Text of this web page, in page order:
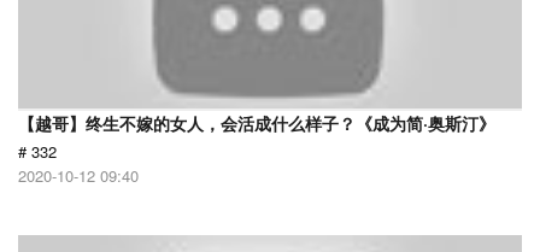
【越哥】终生不嫁的女人，会活成什么样子？《成为简·奥斯汀》
# 332
2020-10-12 09:40